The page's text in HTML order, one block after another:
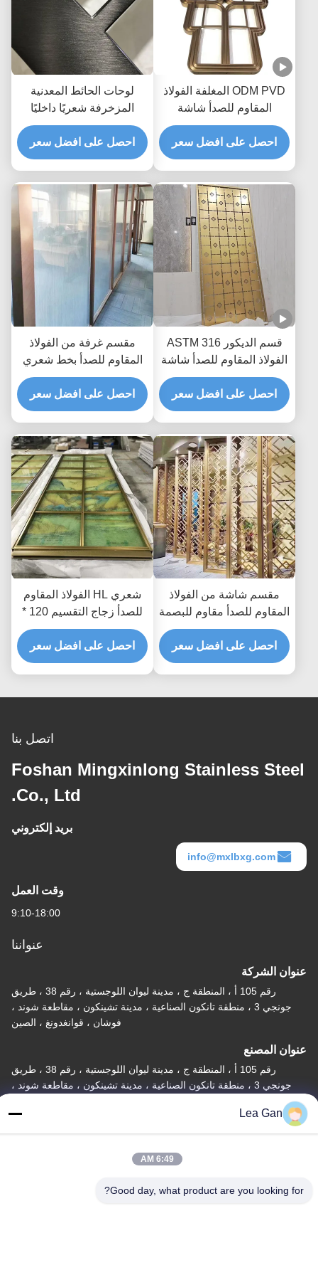
ODM PVD المغلفة الفولاذ
المقاوم للصدأ شاشة
التقسيم غرفة المقسم
البرونزي 2 * 4m
احصل على افضل سعر
لوحات الحائط المعدنية
المزخرفة شعريًا داخليًا
مطلي بمادة PVD ضد التآكل
احصل على افضل سعر
قسم الديكور ASTM 316
الفولاذ المقاوم للصدأ شاشة
التقسيم Zr- النحاس قطع
الليزر المقسم
احصل على افضل سعر
مقسم غرفة من الفولاذ
المقاوم للصدأ بخط شعري
نحاسي أحمر SUS201 مع
فن الزجاج
احصل على افضل سعر
مقسم شاشة من الفولاذ
المقاوم للصدأ مقاوم للبصمة
بالليزر مقطوع بالليزر مقسم
غرفة من المعدن الذهبي
AISI JIS
احصل على افضل سعر
شعري HL الفولاذ المقاوم
للصدأ زجاج التقسيم 120 *
300 سم ألواح الزينة
المعدنية الصفائح
احصل على افضل سعر
اتصل بنا
Foshan Mingxinlong Stainless Steel
Co., Ltd.
بريد إلكتروني
info@mxlbxg.com
وقت العمل
9:10-18:00
عنواننا
عنوان الشركة
رقم 105 أ ، المنطقة ج ، مدينة ليوان اللوجستية ، رقم 38 ، طريق
جونجي 3 ، منطقة تانكون الصناعية ، مدينة تشينكون ، مقاطعة شوند ،
فوشان ، قوانغدونغ ، الصين
عنوان المصنع
رقم 105 أ ، المنطقة ج ، مدينة ليوان اللوجستية ، رقم 38 ، طريق
جونجي 3 ، منطقة تانكون الصناعية ، مدينة تشينكون ، مقاطعة شوند ،
تيل
Lea Gan
6:49 AM
Good day, what product are you looking for?